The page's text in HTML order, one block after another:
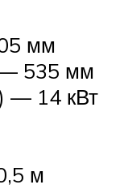
мм
— 535 мм
— 14 кВт
м